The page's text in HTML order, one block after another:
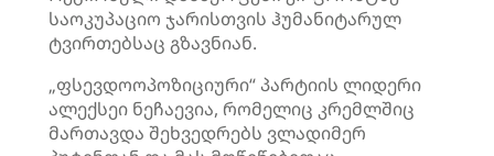
საოკუპაციო ჯარისთვის ჰუმანიტარულ
ტვირთებსაც გზავნიან.
„ფსევდოოპოზიციური“ პარტიის ლიდერი
ალექსეი ნეჩაევია, რომელიც კრემლშიც
მართავდა შეხვედრებს ვლადიმერ